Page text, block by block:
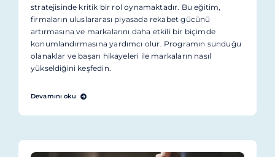
stratejisinde kritik bir rol oynamaktadır. Bu eğitim,
firmaların uluslararası piyasada rekabet gücünü
artırmasına ve markalarını daha etkili bir biçimde
konumlandırmasına yardımcı olur. Programın sunduğu
olanaklar ve başarı hikayeleri ile markaların nasıl
yükseldiğini keşfedin.
Devamını oku